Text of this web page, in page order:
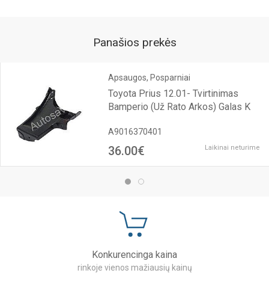
Panašios prekės
Apsaugos, Posparniai
Toyota Prius 12.01- Tvirtinimas
Bamperio (Už Rato Arkos) Galas K
A9016370401
36.00€ Laikinai neturime
Konkurencinga kaina
rinkoje vienos mažiausių kainų